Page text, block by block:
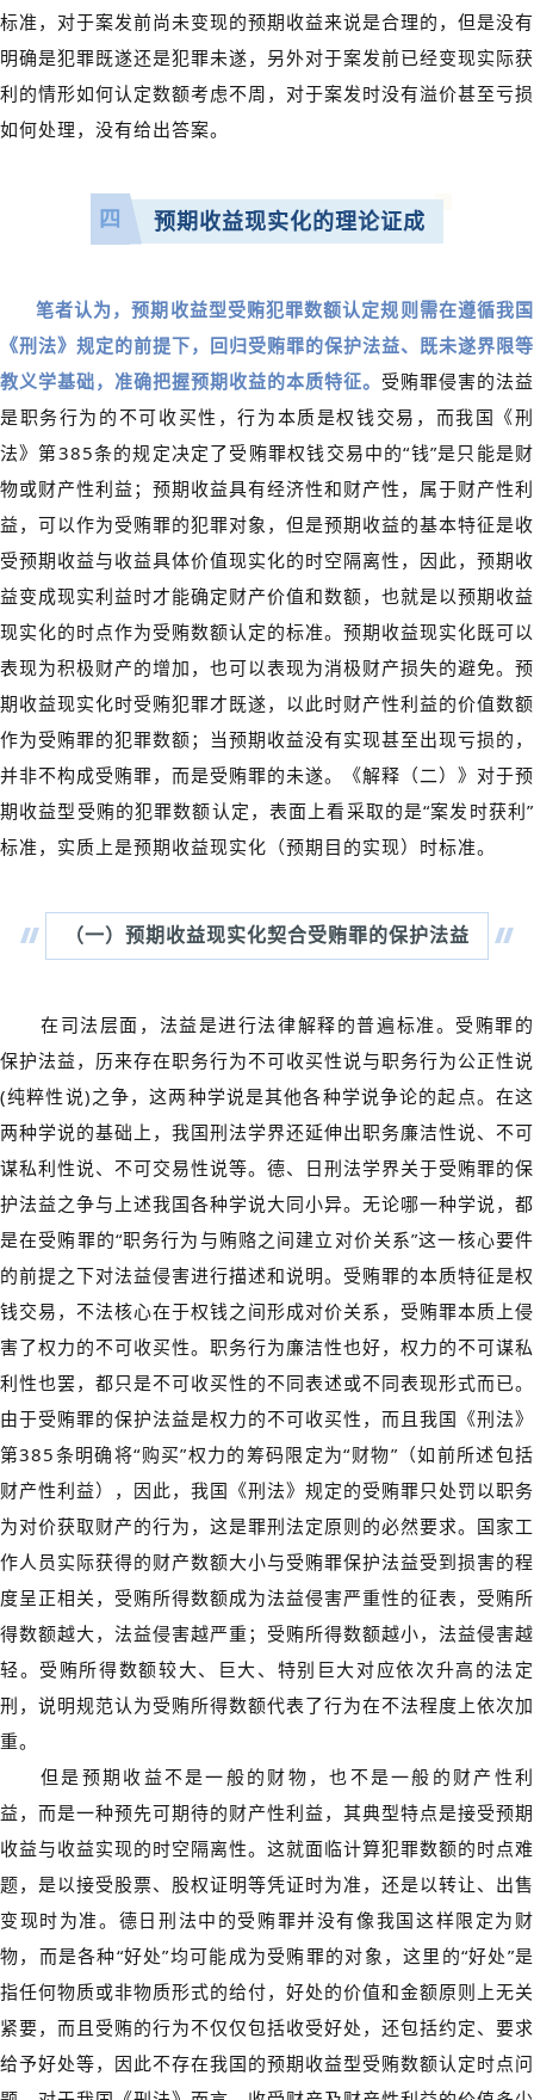
标准，对于案发前尚未变现的预期收益来说是合理的，但是没有
明确是犯罪既遂还是犯罪未遂，另外对于案发前已经变现实际获
利的情形如何认定数额考虑不周，对于案发时没有溢价甚至亏损
如何处理，没有给出答案。
四 预期收益现实化的理论证成
笔者认为，预期收益型受贿犯罪数额认定规则需在遵循我国
《刑法》规定的前提下，回归受贿罪的保护法益、既未遂界限等
教义学基础，准确把握预期收益的本质特征。 受贿罪侵害的法益
是职务行为的不可收买性，行为本质是权钱交易，而我国《刑
法》第385条的规定决定了受贿罪权钱交易中的“钱”是只能是财
物或财产性利益；预期收益具有经济性和财产性，属于财产性利
益，可以作为受贿罪的犯罪对象，但是预期收益的基本特征是收
受预期收益与收益具体价值现实化的时空隔离性，因此，预期收
益变成现实利益时才能确定财产价值和数额，也就是以预期收益
现实化的时点作为受贿数额认定的标准。预期收益现实化既可以
表现为积极财产的增加，也可以表现为消极财产损失的避免。预
期收益现实化时受贿犯罪才既遂，以此时财产性利益的价值数额
作为受贿罪的犯罪数额；当预期收益没有实现甚至出现亏损的，
并非不构成受贿罪，而是受贿罪的未遂。《解释（二）》对于预
期收益型受贿的犯罪数额认定，表面上看采取的是“案发时获利”
标准，实质上是预期收益现实化（预期目的实现）时标准。
（一） 预期收益现实化契合受贿罪的保护法益
在司法层面，法益是进行法律解释的普遍标准。受贿罪的
保护法益，历来存在职务行为不可收买性说与职务行为公正性说
(纯粹性说)之争，这两种学说是其他各种学说争论的起点。在这
两种学说的基础上，我国刑法学界还延伸出职务廉洁性说、不可
谋私利性说、不可交易性说等。德、日刑法学界关于受贿罪的保
护法益之争与上述我国各种学说大同小异。无论哪一种学说，都
是在受贿罪的“职务行为与贿赂之间建立对价关系”这一核心要件
的前提之下对法益侵害进行描述和说明。受贿罪的本质特征是权
钱交易，不法核心在于权钱之间形成对价关系，受贿罪本质上侵
害了权力的不可收买性。职务行为廉洁性也好，权力的不可谋私
利性也罢，都只是不可收买性的不同表述或不同表现形式而已。
由于受贿罪的保护法益是权力的不可收买性，而且我国《刑法》
第385条明确将“购买”权力的筹码限定为“财物”（如前所述包括
财产性利益），因此，我国《刑法》规定的受贿罪只处罚以职务
为对价获取财产的行为，这是罪刑法定原则的必然要求。国家工
作人员实际获得的财产数额大小与受贿罪保护法益受到损害的程
度呈正相关，受贿所得数额成为法益侵害严重性的征表，受贿所
得数额越大，法益侵害越严重；受贿所得数额越小，法益侵害越
轻。受贿所得数额较大、巨大、特别巨大对应依次升高的法定
刑，说明规范认为受贿所得数额代表了行为在不法程度上依次加
重。
但是预期收益不是一般的财物，也不是一般的财产性利
益，而是一种预先可期待的财产性利益，其典型特点是接受预期
收益与收益实现的时空隔离性。这就面临计算犯罪数额的时点难
题，是以接受股票、股权证明等凭证时为准，还是以转让、出售
变现时为准。德日刑法中的受贿罪并没有像我国这样限定为财
物，而是各种“好处”均可能成为受贿罪的对象，这里的“好处”是
指任何物质或非物质形式的给付，好处的价值和金额原则上无关
紧要，而且受贿的行为不仅仅包括收受好处，还包括约定、要求
给予好处等，因此不存在我国的预期收益型受贿数额认定时点问